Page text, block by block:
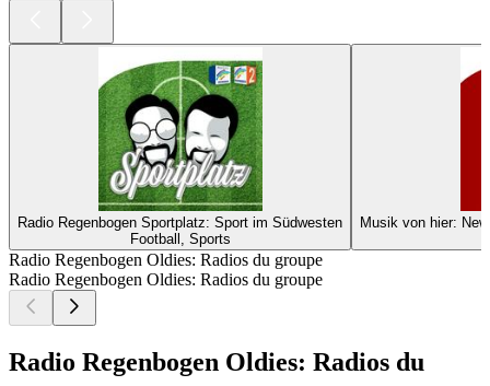
Radio Regenbogen Sportplatz: Sport im Südwesten
Football, Sports
Musik von hier:
Radio Regenbogen Oldies: Radios du groupe
Radio Regenbogen Oldies: Radios du groupe
Radio Regenbogen Oldies: Radios du